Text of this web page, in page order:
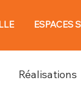
ESPACES
Réalisations